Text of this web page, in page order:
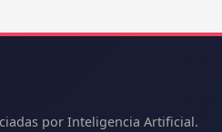
por Inteligencia Artificial.